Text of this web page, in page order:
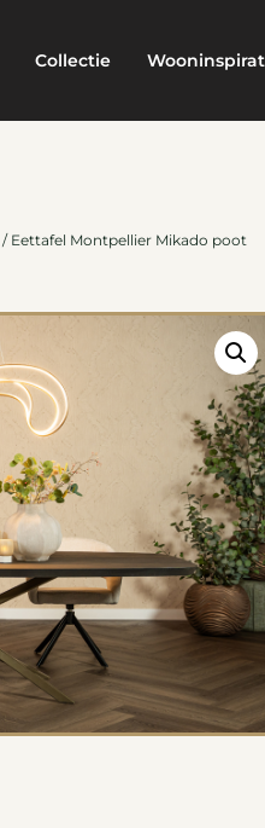
Collectie
/ Eettafel Montpellier Mikado poot